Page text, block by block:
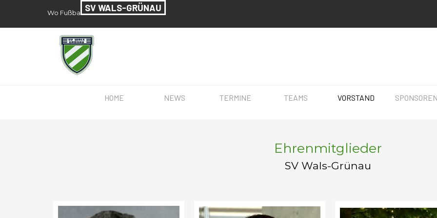
SV WALS-GRÜNAU
Wo Fußball seit 1957 zu Hause ist.
HOME NEWS TERMINE ▼
TEAMS ▼
VORSTAND ▼
SPONSOREN
Ehrenmitglieder
SV Wals-Grünau